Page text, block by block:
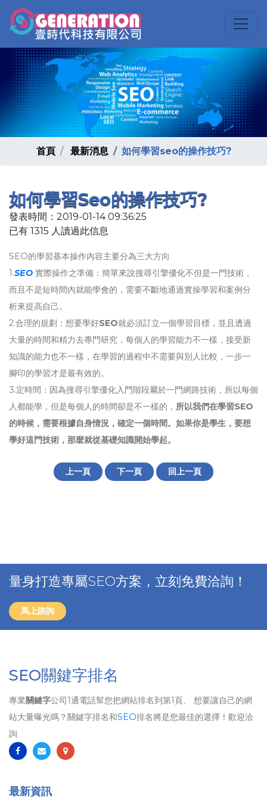
首頁 最新消息 如何學習seo的操作技巧?
如何學習seo的操作技巧?
發表時間：2019-01-14 09:36:25
已有 1315 人讀過此信息
SEO的學習基本操作內容主要分為三大方向
1.SEO 實際操作之準備：簡單來說搜尋引擎優化不但是一門技術，
而且不是短時間內就能學會的，需要不斷地通過實操學習和案例分
析來提高自己。
2.合理的規劃：想要學好SEO就必須訂立一個學習目標，並且透過
大量的時間和精力去專門研究，每個人的學習能力不一樣，接受新
知識的能力也不一樣，在學習的過程中不需要與別人比較，一步一
腳印的學習才是最有效的。
3.定時間：因為搜尋引擎優化入門階段屬於一門網路技術，所以每個
人都能學，但是每個人的時間卻是不一樣的， 所以我們在學習SEO
的時候，需要根據自身情況，確定一個時間。如果你是學生，要想
學好這門技術，那麼就從基礎知識開始學起。
上一頁 下一頁 回上一頁
量身打造專屬SEO方案，立刻免費洽詢！
馬上諮詢
SEO關鍵字排名
專業關鍵字公司1通電話幫您把網站排名到第1頁、 想要讓自己的網
站大量曝光嗎？關鍵字排名和SEO排名將是您最佳的選擇！歡迎洽
詢
最新資訊